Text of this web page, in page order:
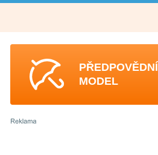
PŘEDPOVĚDNÍ
MODEL